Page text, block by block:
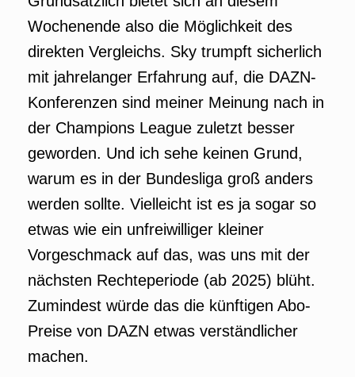
Wochenende also die Möglichkeit des
direkten Vergleichs. Sky trumpft sicherlich
mit jahrelanger Erfahrung auf, die DAZN-
Konferenzen sind meiner Meinung nach in
der Champions League zuletzt besser
geworden. Und ich sehe keinen Grund,
warum es in der Bundesliga groß anders
werden sollte. Vielleicht ist es ja sogar so
etwas wie ein unfreiwilliger kleiner
Vorgeschmack auf das, was uns mit der
nächsten Rechteperiode (ab 2025) blüht.
Zumindest würde das die künftigen Abo-
Preise von DAZN etwas verständlicher
machen.